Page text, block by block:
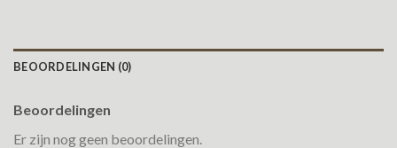
BEOORDELINGEN (0)
Beoordelingen
Er zijn nog geen beoordelingen.